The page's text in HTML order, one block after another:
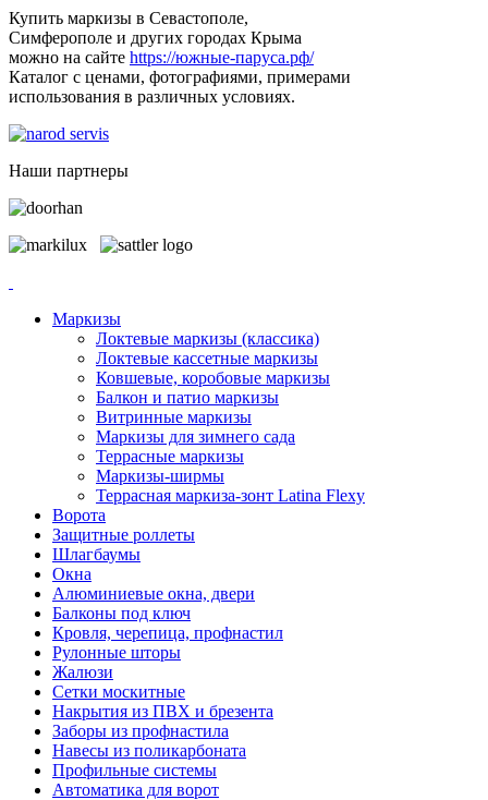
Купить маркизы в Севастополе,
Симферополе и других городах Крыма
можно на сайте https://южные-паруса.рф/
Каталог с ценами, фотографиями, примерами
использования в различных условиях.
Наши партнеры
Маркизы
Локтевые маркизы (классика)
Локтевые кассетные маркизы
Ковшевые, коробовые маркизы
Балкон и патио маркизы
Витринные маркизы
Маркизы для зимнего сада
Террасные маркизы
Маркизы-ширмы
Террасная маркиза-зонт Latina Flexy
Ворота
Защитные роллеты
Шлагбаумы
Окна
Алюминиевые окна, двери
Балконы под ключ
Кровля, черепица, профнастил
Рулонные шторы
Жалюзи
Сетки москитные
Накрытия из ПВХ и брезента
Заборы из профнастила
Навесы из поликарбоната
Профильные системы
Автоматика для ворот